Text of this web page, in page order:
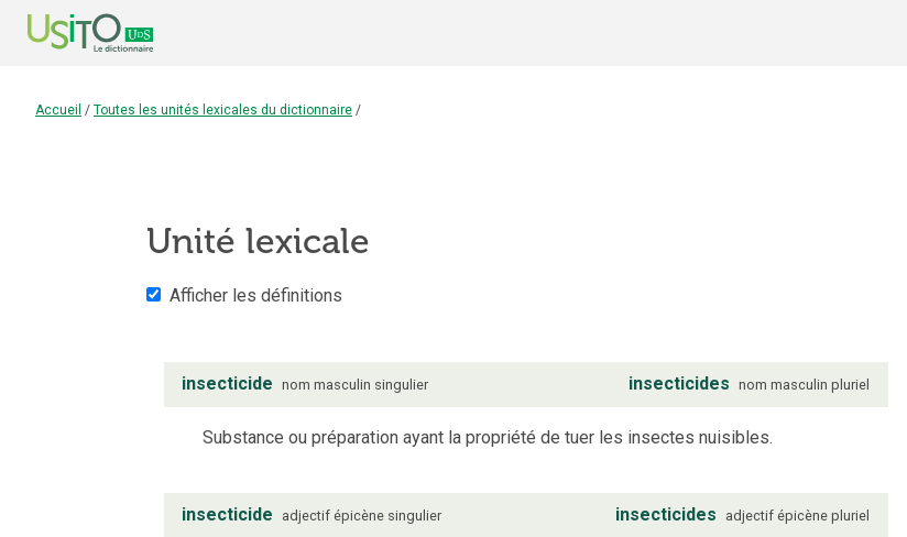
Accueil / Toutes les unités lexicales du dictionnaire /
Unité lexicale
Afficher les définitions
insecticide nom masculin singulier insecticides nom masculin pluriel
Substance ou préparation ayant la propriété de tuer les insectes nuisibles.
insecticide adjectif épicène singulier insecticides adjectif épicène pluriel